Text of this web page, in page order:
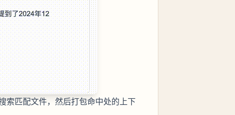
索匹配文件，然后打包命中处的上下